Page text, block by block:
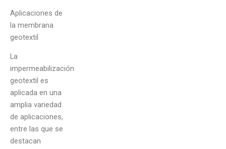
Aplicaciones de
la membrana
geotextil
La
impermeabilización
geotextil es
aplicada en una
amplia variedad
de aplicaciones,
entre las que se
destacan